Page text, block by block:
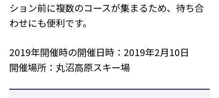
ション前に複数のコースが集まるため、待ち合
わせにも便利です。
2019年開催時の開催日時：2019年2月10日
開催場所：丸沼高原スキー場